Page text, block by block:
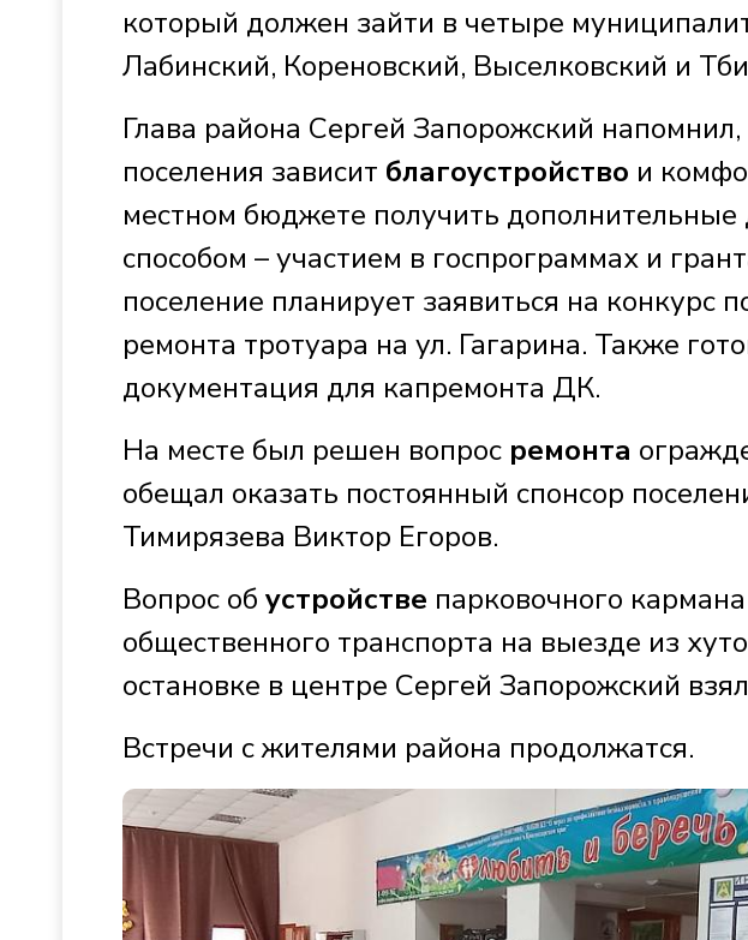
который должен зайти в четыре
Лабинский, Кореновский, Выселковский и
Глава района Сергей Запорожский
поселения зависит благоустройство и
местном бюджете получить
способом – участием в госпрограммах и
поселение планирует заявиться на конкурс
ремонта тротуара на ул. Гагарина. Также
документация для капремонта ДК.
На месте был решен вопрос ремонта
обещал оказать постоянный спонсор
Тимирязева Виктор Егоров.
Вопрос об устройстве парковочного
общественного транспорта на выезде из
остановке в центре Сергей Запорожский
Встречи с жителями района продолжатся.